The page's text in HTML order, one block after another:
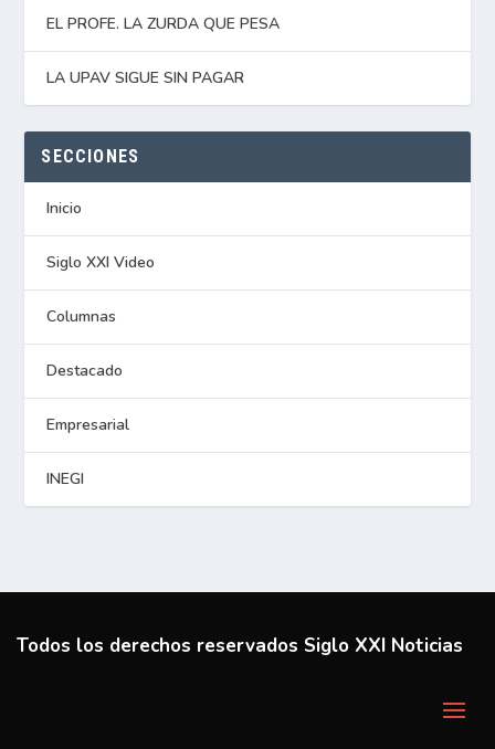
EL PROFE. LA ZURDA QUE PESA
LA UPAV SIGUE SIN PAGAR
SECCIONES
Inicio
Siglo XXI Video
Columnas
Destacado
Empresarial
INEGI
Todos los derechos reservados Siglo XXI Noticias